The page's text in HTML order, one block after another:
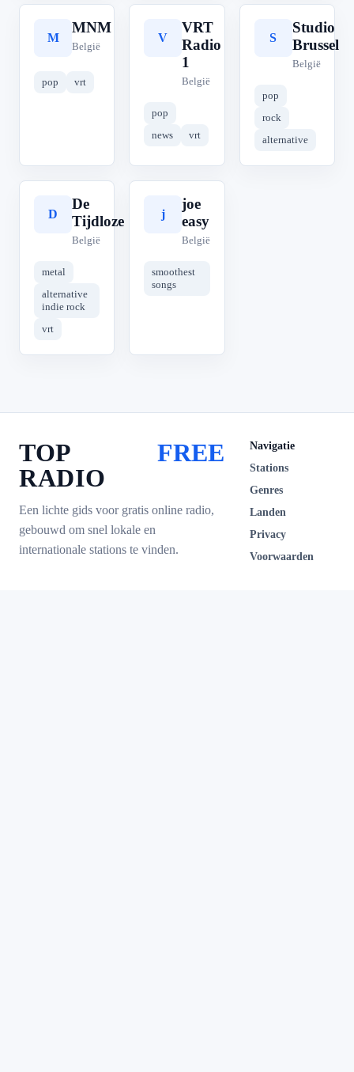
M
MNM
België
pop vrt
V
VRT
Radio
1
België
pop
news
vrt
S
Studio
Brussel
België
pop
rock
alternative
D
De
Tijdloze
België
metal
alternative
indie rock
vrt
j
joe
easy
België
smoothest
songs
TOP
RADIO
FREE
Een lichte gids voor gratis online radio,
gebouwd om snel lokale en
internationale stations te vinden.
Navigatie
Stations
Genres
Landen
Privacy
Voorwaarden